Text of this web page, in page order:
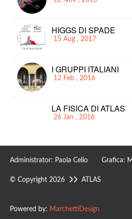
HIGGS DI SPADE
15 Aug , 2017
I GRUPPI ITALIANI
12 Feb , 2016
LA FISICA DI ATLAS
26 Jan , 2016
Administrator: Paola Celio Grafica:
© Copyright 2026 ATLAS
Powered by: MarchettiDesign